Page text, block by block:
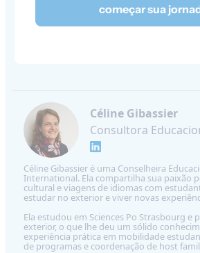
começar sua
Céline Gibassier
Consultora
Céline Gibassier é uma Conselheira
International. Ela compartilha sua paixão
cultural e viagens de idiomas com
estudar no exterior e viver novas
Ela estudou em Sciences Po Strasbourg e
exterior, o que lhe deu um sólido
experiência prática em mobilidade
de programas e coordenação de host